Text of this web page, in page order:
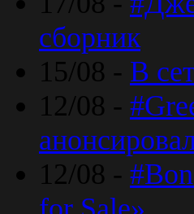
сборник
15/08 - В
12/08 -
12/08 -